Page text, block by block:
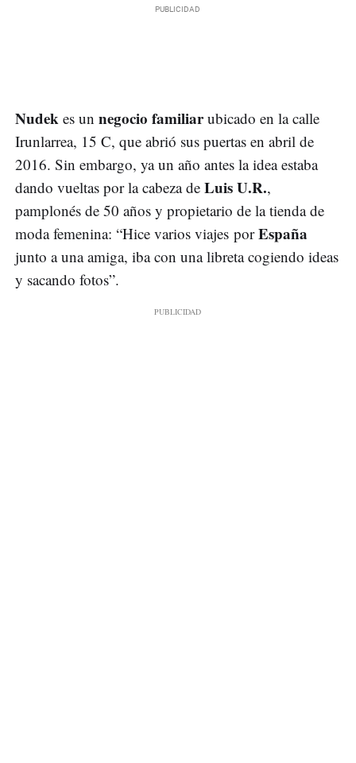
Nudek es un negocio familiarubicado en la calle
Irunlarrea, 15 C, que abrió sus puertas en abril de
2016. Sin embargo, ya un año antes la idea estaba
dando vueltas por la cabeza de Luis U.R.,
pamplonés de 50 años y propietario de la tienda de
moda femenina: “Hice varios viajes porEspaña
junto a una amiga, iba con una libreta cogiendo ideas
y sacando fotos”.